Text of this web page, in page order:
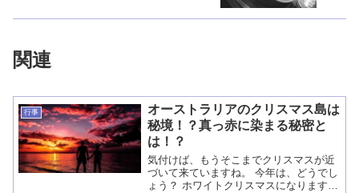
関連
行事
オーストラリアのクリスマス島は
秘境！？真っ赤に染まる秘密と
は！？
気付けば、もうそこまでクリスマスが近
づいて来ていますね。 今年は、どうでし
ょう？ ホワイトクリスマスになりますか